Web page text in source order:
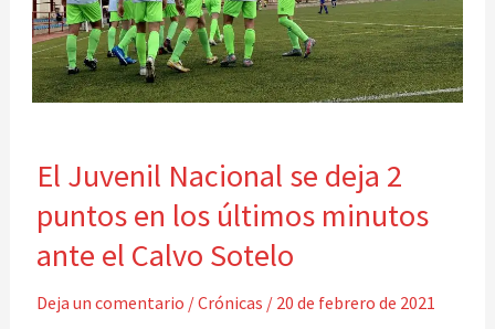
El Juvenil Nacional se deja 2
puntos en los últimos minutos
ante el Calvo Sotelo
Deja un comentario /Crónicas / 20 de febrero de 2021
Juvenil
Nacional
se
deja